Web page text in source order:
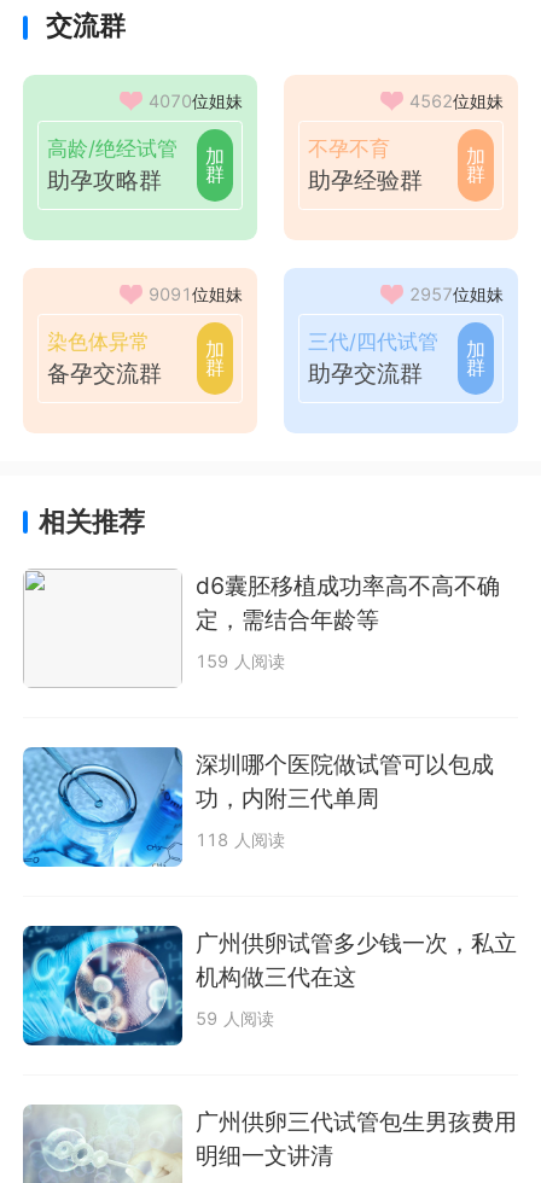
交流群
4070位姐妹
高龄/绝经试管
助孕攻略群
加
群
4562位姐妹
不孕不育
助孕经验群
加
群
9091位姐妹
染色体异常
备孕交流群
加
群
2957位姐妹
三代/四代试管
助孕交流群
加
群
相关推荐
d6囊胚移植成功率高不高不确
定，需结合年龄等
159 人阅读
深圳哪个医院做试管可以包成
功，内附三代单周
118 人阅读
广州供卵试管多少钱一次，私立
机构做三代在这
59 人阅读
广州供卵三代试管包生男孩费用
明细一文讲清